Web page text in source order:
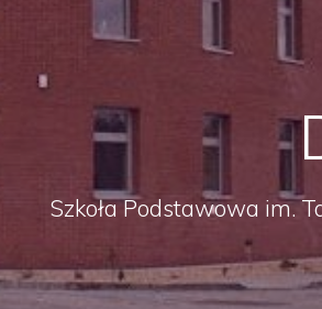
Szkoła Podstawowa im.